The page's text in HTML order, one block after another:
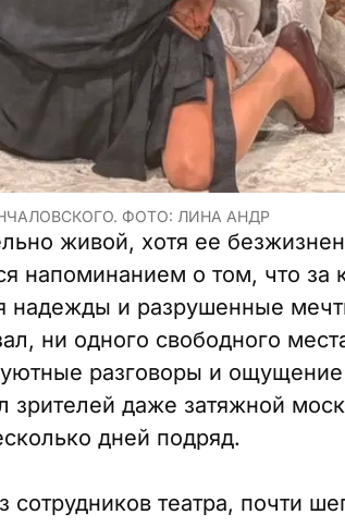
ФОТО: ЛИНА АНДР
живой, хотя ее
напоминанием о том, что за
надежды и разрушенные
ни одного свободного
разговоры и
зрителей даже затяжной
дней подряд.
театра, почти